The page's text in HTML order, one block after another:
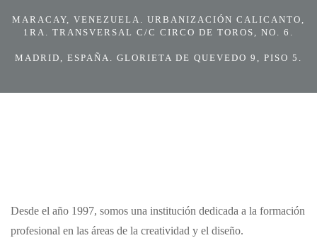
MARACAY, VENEZUELA. URBANIZACIÓN CALICANTO,
1RA. TRANSVERSAL C/C CIRCO DE TOROS, NO. 6.
MADRID, ESPAÑA. GLORIETA DE QUEVEDO 9, PISO 5.
Desde el año 1997, somos una institución dedicada a la formación
profesional en las áreas de la creatividad y el diseño.